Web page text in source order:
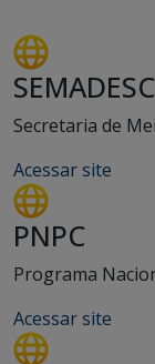
SEMADESC
Secretaria de
Acessar site
PNPC
Programa
Acessar site